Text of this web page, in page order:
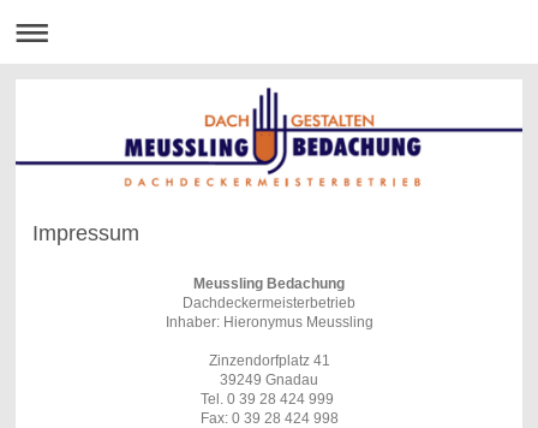
Impressum
Meussling Bedachung
Dachdeckermeisterbetrieb
Inhaber: Hieronymus Meussling
Zinzendorfplatz 41
39249 Gnadau
Tel. 0 39 28 424 999
Fax: 0 39 28 424 998